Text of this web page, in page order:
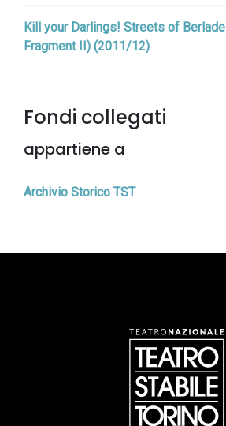
Kill your Darlings! Streets of
Fragment II) (2011/12)
Fondi collegati
appartiene a
Archivio Storico TST